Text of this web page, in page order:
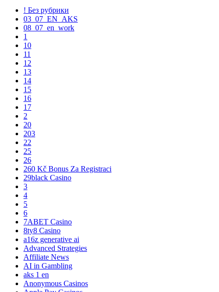
! Без рубрики
03_07_EN_AKS
08_07_en_work
1
10
11
12
13
14
15
16
17
2
20
203
22
25
26
260 Kč Bonus Za Registraci
29black Casino
3
4
5
6
7ABET Casino
8ty8 Casino
a16z generative ai
Advanced Strategies
Affiliate News
AI in Gambling
aks 1 en
Anonymous Casinos